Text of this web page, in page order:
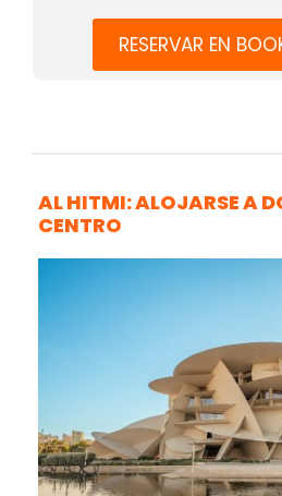
RESERVAR EN
AL HITMI: ALOJARSE A
CENTRO